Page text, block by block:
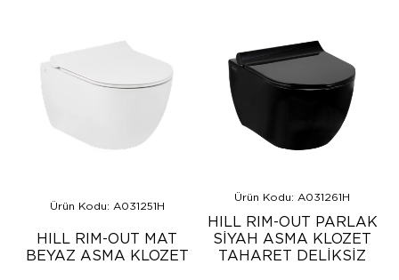
Ürün Kodu: A031251H
HILL RIM-OUT MAT
BEYAZ ASMA KLOZET
Ürün Kodu: A031261H
HILL RIM-OUT PARLAK
SİYAH ASMA KLOZET
TAHARET DELİKSİZ